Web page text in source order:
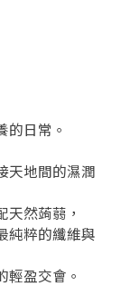
的日常。
天地間的濕潤
然蒟蒻，
純粹的纖維與
輕盈交會。